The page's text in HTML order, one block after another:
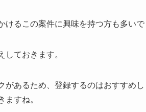
けるこの案件に興味を持つ方も多いで
しておきます。
があるため、登録するのはおすすめ
ますね。